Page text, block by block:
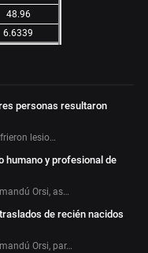
48.96
6.6339
personas resultaron
lesio…
humano y profesional de
Orsi, as…
de recién nacidos
Orsi, par…